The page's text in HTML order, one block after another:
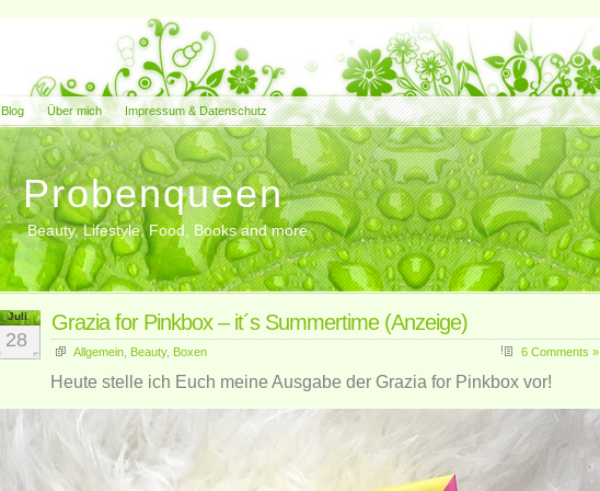
Blog Über mich Impressum & Datenschutz
Probenqueen
Beauty, Lifestyle, Food, Books and more
Juli
28
Grazia for Pinkbox – it´s Summertime (Anzeige)
Allgemein Beauty, Boxen 6 Comments »
Heute stelle ich Euch meine Ausgabe der Grazia for Pinkbox vor!